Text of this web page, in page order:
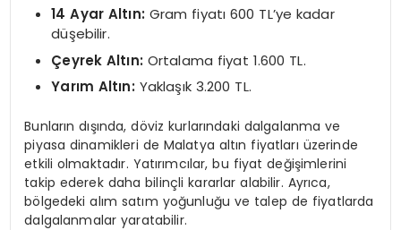
14 Ayar Altın: Gram fiyatı 600 TL’ye kadar
düşebilir.
Çeyrek Altın: Ortalama fiyat 1.600 TL.
Yarım Altın: Yaklaşık 3.200 TL.
Bunların dışında, döviz kurlarındaki dalgalanma ve
piyasa dinamikleri de Malatya altın fiyatları üzerinde
etkili olmaktadır. Yatırımcılar, bu fiyat değişimlerini
takip ederek daha bilinçli kararlar alabilir. Ayrıca,
bölgedeki alım satım yoğunluğu ve talep de fiyatlarda
dalgalanmalar yaratabilir.